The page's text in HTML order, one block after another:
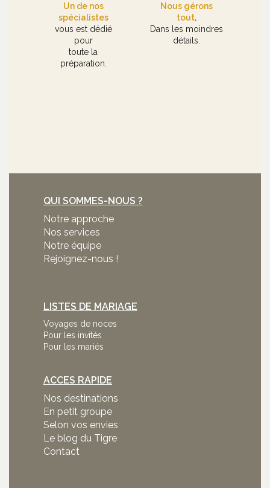
Un de nos
spécialistes
vous est dédié
pour
toute la
préparation.
Nous gérons
tout.
Dans les moindres
détails.
QUI SOMMES-NOUS ?
Notre approche
Nos services
Notre équipe
Rejoignez-nous !
LISTES DE MARIAGE
Voyages de noces
Pour les invités
Pour les mariés
ACCES RAPIDE
Nos destinations
En petit groupe
Selon vos envies
Le blog du Tigre
Contact